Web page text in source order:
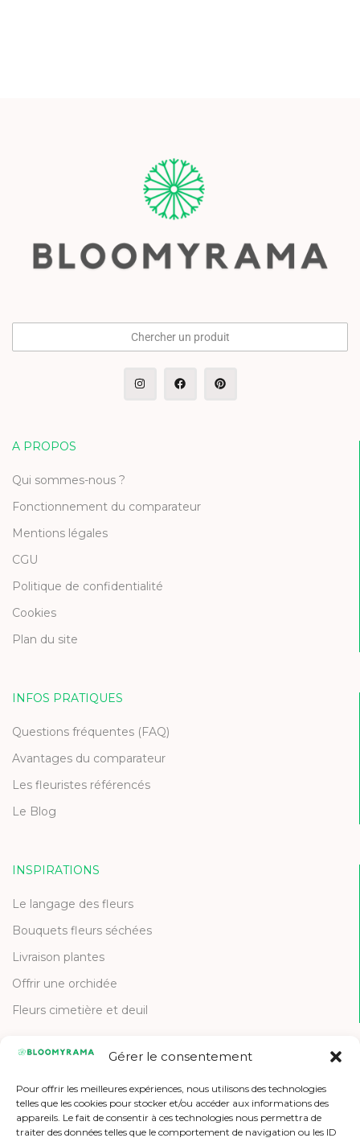
Gérer le consentement
Pour offrir les meilleures expériences, nous utilisons des technologies
telles que les cookies pour stocker et/ou accéder aux informations des
appareils. Le fait de consentir à ces technologies nous permettra de
traiter des données telles que le comportement de navigation ou les ID
Chercher un produit
A PROPOS
Qui sommes-nous ?
Fonctionnement du comparateur
Mentions légales
CGU
Politique de confidentialité
Cookies
Plan du site
INFOS PRATIQUES
Questions fréquentes (FAQ)
Avantages du comparateur
Les fleuristes référencés
Le Blog
INSPIRATIONS
Le langage des fleurs
Bouquets fleurs séchées
Livraison plantes
Offrir une orchidée
Fleurs cimetière et deuil
Contactez-nous
Etre référencé